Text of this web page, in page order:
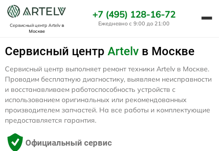
Сервисный центр Artelvв
Москве
+7 (495) 128-16-72
Ежедневно с 9:00 до 21:00
Сервисный центр Artelv в Москве
Сервисный центр выполняет ремонт техники Artelv в Москве.
Проводим бесплатную диагностику, выявляем неисправности
и восстанавливаем работоспособность устройств с
использованием оригинальных или рекомендованных
производителем запчастей. На все работы и комплектующие
предоставляется гарантия.
Официальный сервис